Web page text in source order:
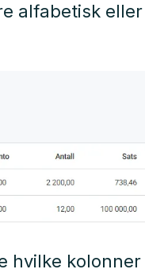
alfabetisk
hvilke